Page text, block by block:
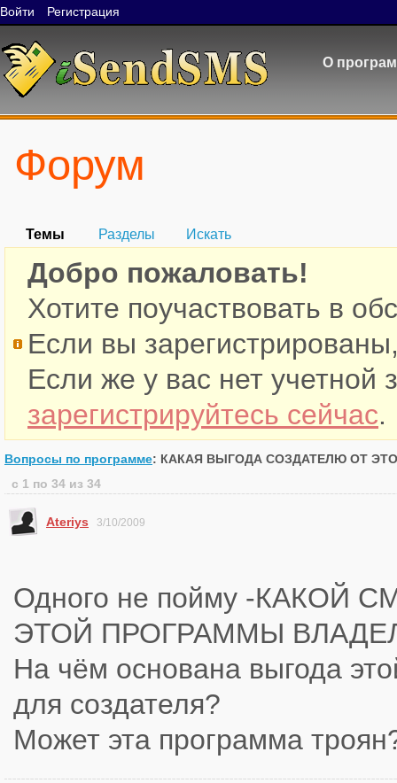
Войти Регистрация
О
Форум
Темы Разделы Искать
Добро пожаловать!
Хотите поучаствовать в
Если вы
Если же у вас нет учетной
зарегистрируйтесь сейчас.
Вопросы по программе: КАКАЯ ВЫГОДА СОЗДАТЕЛЮ ОТ
с 1 по 34 из 34
Ateriys 3/10/2009
Одного не пойму -КАКОЙ
ЭТОЙ ПРОГРАММЫ
На чём основана выгода
для создателя?
Может эта программа